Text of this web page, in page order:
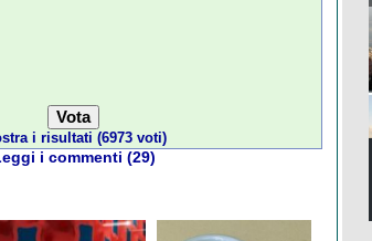
i risultati (6973 voti)
i commenti (29)